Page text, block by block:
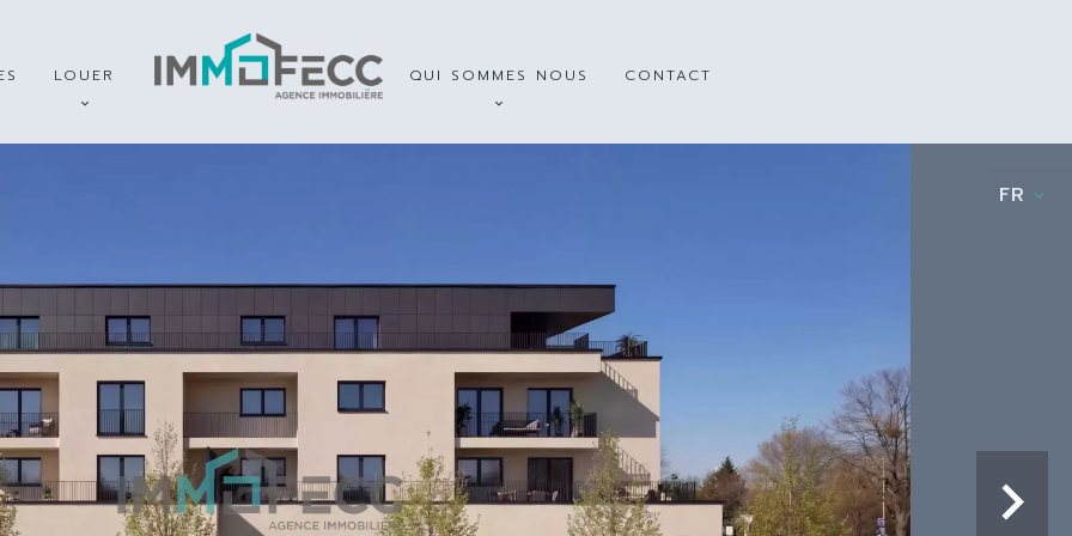
FR
LOUER QUI SOMMES NOUS CONTACT